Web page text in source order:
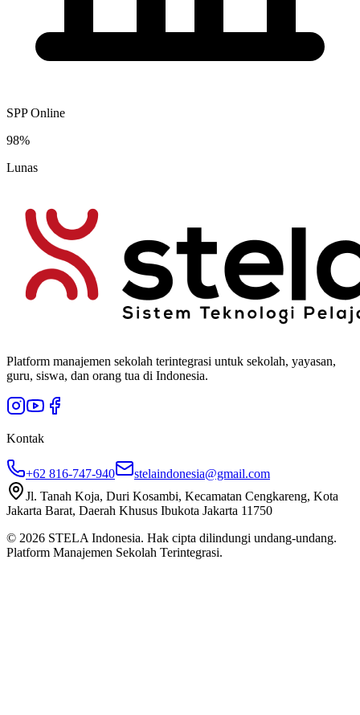
SPP Online
98%
Lunas
Platform manajemen sekolah terintegrasi untuk sekolah, yayasan,
guru, siswa, dan orang tua di Indonesia.
Kontak
+62 816-747-940
stelaindonesia@gmail.com
Jl. Tanah Koja, Duri Kosambi, Kecamatan Cengkareng, Kota
Jakarta Barat, Daerah Khusus Ibukota Jakarta 11750
© 2026 STELA Indonesia. Hak cipta dilindungi undang-undang.
Platform Manajemen Sekolah Terintegrasi.